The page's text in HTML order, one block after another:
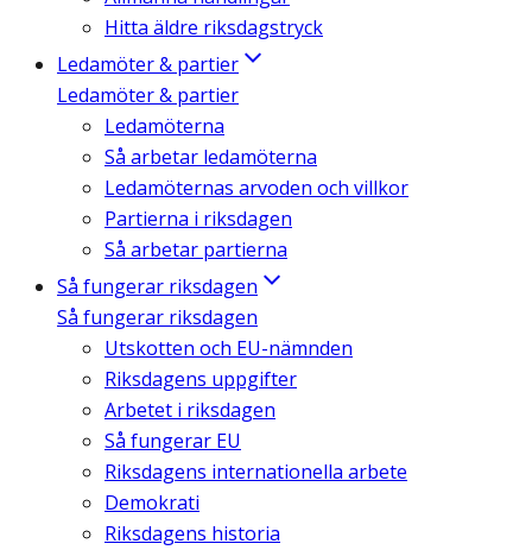
Hitta äldre riksdagstryck
Ledamöter & partier
Ledamöter & partier
Ledamöterna
Så arbetar ledamöterna
Ledamöternas arvoden och villkor
Partierna i riksdagen
Så arbetar partierna
Så fungerar riksdagen
Så fungerar riksdagen
Utskotten och EU-nämnden
Riksdagens uppgifter
Arbetet i riksdagen
Så fungerar EU
Riksdagens internationella arbete
Demokrati
Riksdagens historia